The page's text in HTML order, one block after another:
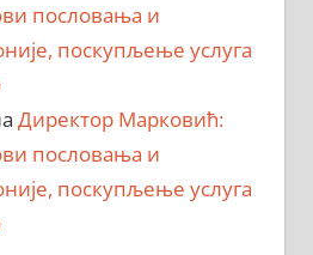
пословања и
поскупљење услуга
Директор Марковић:
пословања и
поскупљење услуга